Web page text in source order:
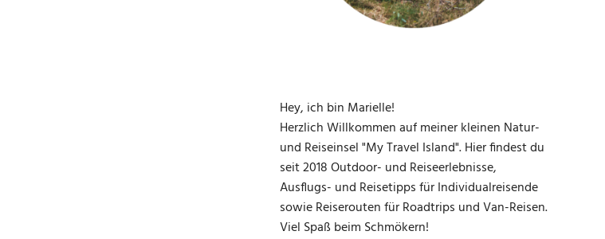
Hey, ich bin Marielle!
Herzlich Willkommen auf meiner kleinen Natur-
und Reiseinsel "My Travel Island". Hier findest du
seit 2018 Outdoor- und Reiseerlebnisse,
Ausflugs- und Reisetipps für Individualreisende
sowie Reiserouten für Roadtrips und Van-Reisen.
Viel Spaß beim Schmökern!